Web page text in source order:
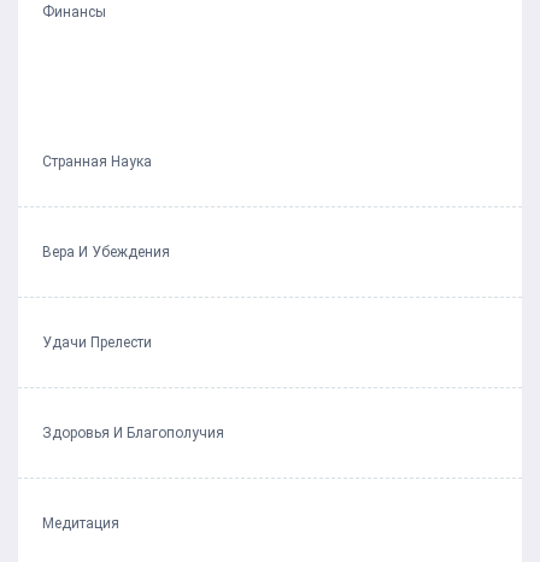
Финансы
Странная Наука
Вера И Убеждения
Удачи Прелести
Здоровья И Благополучия
Медитация